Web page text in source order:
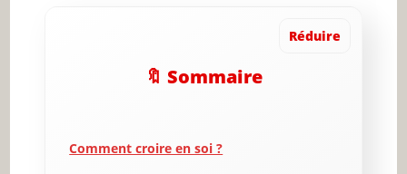
Réduire
🔖 Sommaire
Comment croire en soi ?